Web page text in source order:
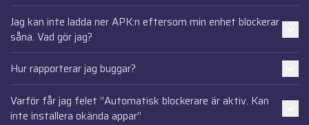
Jag kan inte ladda ner APK:n eftersom min enhet blockerar
såna. Vad gör jag?
Hur rapporterar jag buggar?
Varför får jag felet ”Automatisk blockerare är aktiv. Kan
inte installera okända appar”